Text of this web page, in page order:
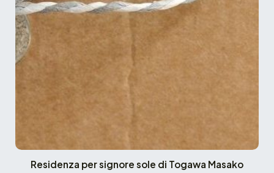
Residenza per signore sole di Togawa Masako